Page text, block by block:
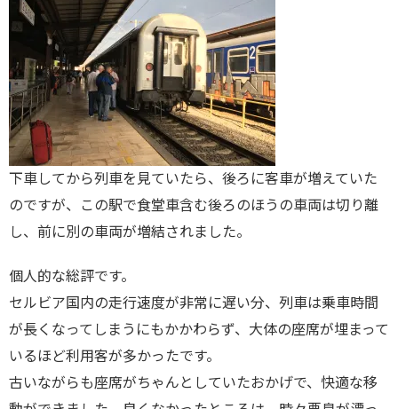
下車してから列車を見ていたら、後ろに客車が増えていた
のですが、この駅で食堂車含む後ろのほうの車両は切り離
し、前に別の車両が増結されました。
個人的な総評です。
セルビア国内の走行速度が非常に遅い分、列車は乗車時間
が長くなってしまうにもかかわらず、大体の座席が埋まって
いるほど利用客が多かったです。
古いながらも座席がちゃんとしていたおかげで、快適な移